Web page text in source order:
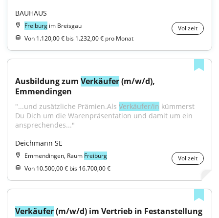
BAUHAUS
Freiburg im Breisgau
Vollzeit
Von 1.120,00 € bis 1.232,00 € pro Monat
Ausbildung zum Verkäufer (m/w/d),
Emmendingen
"...und zusätzliche Prämien.Als Verkäufer/in kümmerst
Du Dich um die Warenpräsentation und damit um ein
ansprechendes..."
Deichmann SE
Emmendingen, Raum Freiburg
Vollzeit
Von 10.500,00 € bis 16.700,00 €
Verkäufer (m/w/d) im Vertrieb in Festanstellung